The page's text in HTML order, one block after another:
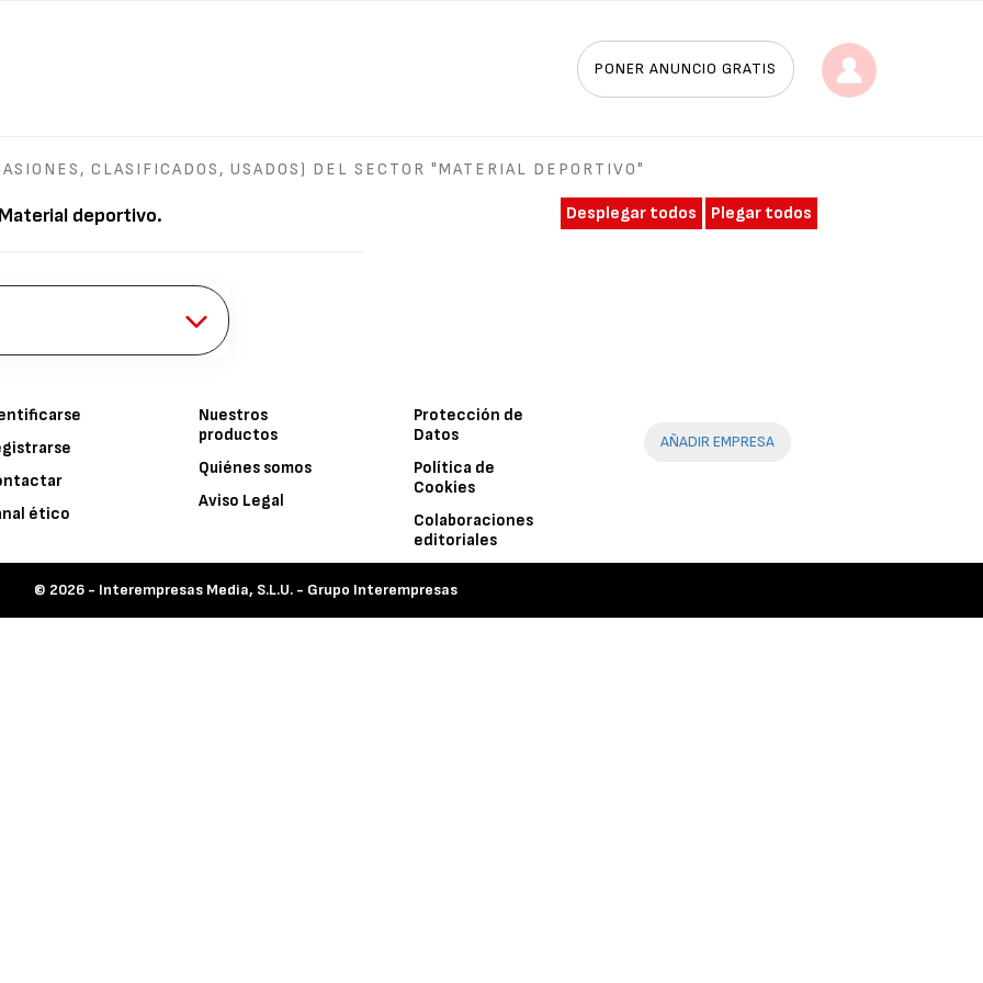
PONER ANUNCIO GRATIS
CLASIFICADOS, USADOS) DEL SECTOR "MATERIAL DEPORTIVO"
deportivo. Desplegar todos Plegar todos
ético
Nuestros
productos
Quiénes somos
Aviso Legal
Protección de
Datos
Política de
Cookies
Colaboraciones
editoriales
AÑADIR EMPRESA
© 2026 - Interempresas Media, S.L.U. - Grupo Interempresas